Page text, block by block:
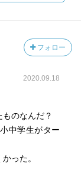
フォロー
2020.09.18
のなんだ？
中学生がター
った。